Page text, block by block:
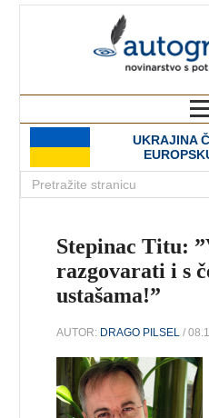
UKRAJINA
Stepinac Titu:
razgovarati i s
ustašama!”
AUTOR: DRAGO PILSEL /